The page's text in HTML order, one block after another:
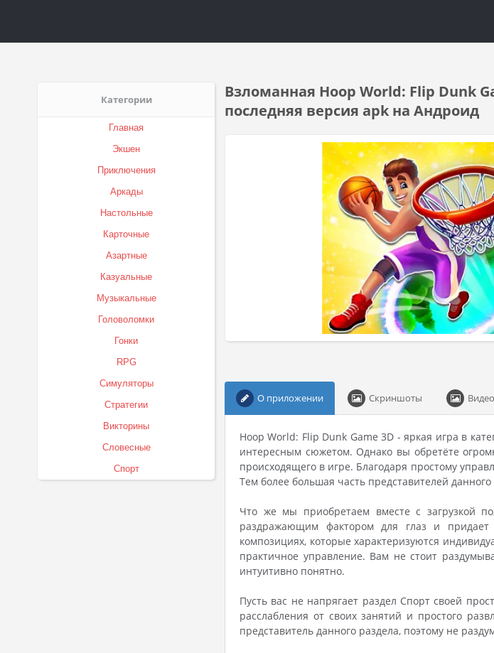
Категории
Главная
Экшен
Приключения
Аркады
Настольные
Карточные
Азартные
Казуальные
Музыкальные
Головоломки
Гонки
RPG
Симуляторы
Стратегии
Викторины
Словесные
Спорт
Взломанная Hoop World: Flip Dunk
последняя версия apk на Андроид
О приложении Скриншоты Видео
Hoop World: Flip Dunk Game 3D - яркая игра в
интересным сюжетом. Однако вы обретёте
происходящего в игре. Благодаря простому
Тем более большая часть представителей
Что же мы приобретаем вместе с загрузкой
раздражающим фактором для глаз и
композициях, которые характеризуются
практичное управление. Вам не стоит
интуитивно понятно.
Пусть вас не напрягает раздел Спорт своей
расслабления от своих занятий и простого
представитель данного раздела, поэтому не